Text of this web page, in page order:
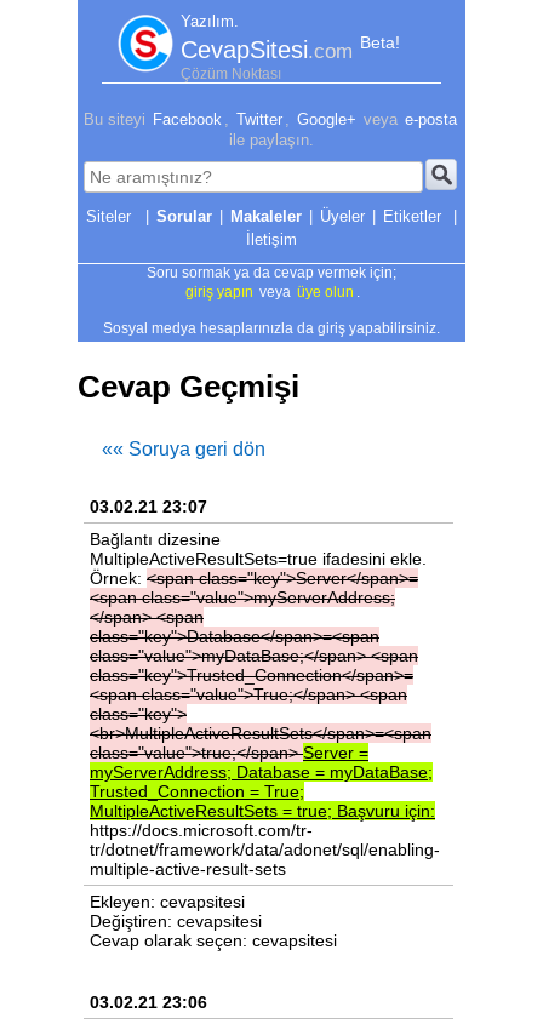
Yazılım.
CevapSitesi.com Beta!
Çözüm Noktası
Bu siteyi Facebook Twitter Google+ veya e-posta
ile paylaşın.
| Sorular | Makaleler | Üyeler | Etiketler
|
İletişim
Soru sormak ya da cevap vermek için;
giriş yapın veya üye olun
Sosyal medya hesaplarınızla da giriş yapabilirsiniz.
Cevap Geçmişi
«« Soruya geri dön
03.02.21 23:07
Bağlantı dizesine
MultipleActiveResultSets=true ifadesini ekle.
Örnek: <spanclass="key">Server</span>=
<spanclass="value">myServerAddress;
</span><span
class="key">Database</span>=<span
class="value">myDataBase;</span><span
class="key">Trusted_Connection</span>=
<spanclass="value">True;</span><span
class="key">
<br>MultipleActiveResultSets</span>=<span
class="value">true;</span>Server =
myServerAddress; Database = myDataBase;
Trusted_Connection = True;
MultipleActiveResultSets = true; Başvuru için:
https://docs.microsoft.com/tr-
tr/dotnet/framework/data/adonet/sql/enabling-
multiple-active-result-sets
Ekleyen: cevapsitesi
Değiştiren: cevapsitesi
Cevap olarak seçen: cevapsitesi
03.02.21 23:06